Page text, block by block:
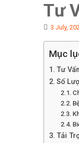
Tư
3 July,
Mục
Tư
Số
Tải